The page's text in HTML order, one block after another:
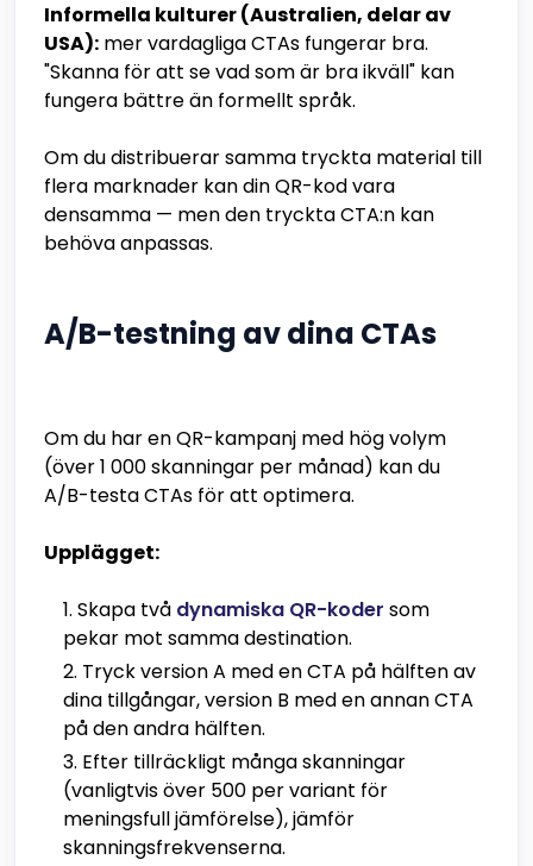
Informella kulturer (Australien, delar av
USA): mer vardagliga CTAs fungerar bra.
"Skanna för att se vad som är bra ikväll" kan
fungera bättre än formellt språk.
Om du distribuerar samma tryckta material till
flera marknader kan din QR-kod vara
densamma — men den tryckta CTA:n kan
behöva anpassas.
A/B-testning av dina CTAs
Om du har en QR-kampanj med hög volym
(över 1 000 skanningar per månad) kan du
A/B-testa CTAs för att optimera.
Upplägget:
Skapa två dynamiska QR-koder som
pekar mot samma destination.
Tryck version A med en CTA på hälften av
dina tillgångar, version B med en annan CTA
på den andra hälften.
Efter tillräckligt många skanningar
(vanligtvis över 500 per variant för
meningsfull jämförelse), jämför
skanningsfrekvenserna.